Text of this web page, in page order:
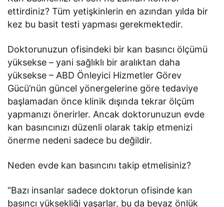
ettirdiniz? Tüm yetişkinlerin en azından yılda bir
kez bu basit testi yapması gerekmektedir.
Doktorunuzun ofisindeki bir kan basıncı ölçümü
yüksekse – yani sağlıklı bir aralıktan daha
yüksekse – ABD Önleyici Hizmetler Görev
Gücü’nün güncel yönergelerine göre tedaviye
başlamadan önce klinik dışında tekrar ölçüm
yapmanızı önerirler. Ancak doktorunuzun evde
kan basıncınızı düzenli olarak takip etmenizi
önerme nedeni sadece bu değildir.
Neden evde kan basıncını takip etmelisiniz?
“Bazı insanlar sadece doktorun ofisinde kan
basıncı yüksekliği yaşarlar, bu da beyaz önlük